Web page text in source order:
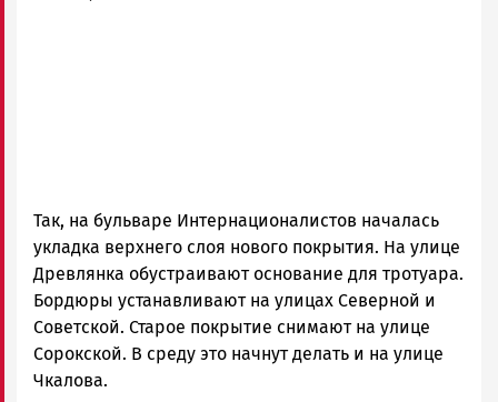
Так, на бульваре Интернационалистов началась
укладка верхнего слоя нового покрытия. На улице
Древлянка обустраивают основание для тротуара.
Бордюры устанавливают на улицах Северной и
Советской. Старое покрытие снимают на улице
Сорокской. В среду это начнут делать и на улице
Чкалова.